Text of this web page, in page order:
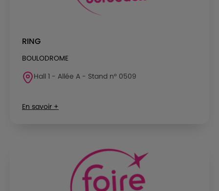
RING
BOULODROME
Hall 1 - Allée A - Stand n° 0509
En savoir +